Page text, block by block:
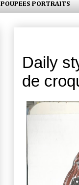
POUPEES PORTRAITS
Daily
de